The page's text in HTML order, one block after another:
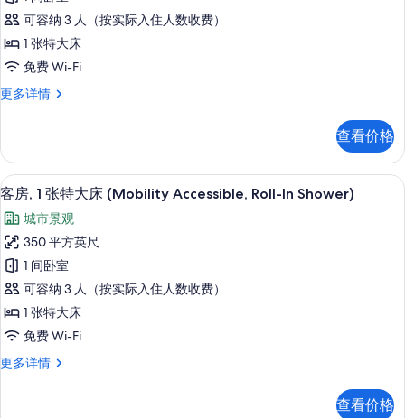
片
信
息
张
特
大
床
的
所
有
照
片
可容纳 3 人（按实际入住人数收费）
1 张特大床
免费 Wi-Fi
更多详情
客
特
大
床
Accessible)
更
多
信
息
查看价格
显
示
客
房,
张
特
大
床
高档床上用品、客房内保险箱、办公
7
客房, 1 张特大床 (Mobility Accessible, Roll-In Shower)
城市景观
350 平方英尺
1 间卧室
可容纳 3 人（按实际入住人数收费）
1 张特大床
免费 Wi-Fi
更多详情
客
查看价格